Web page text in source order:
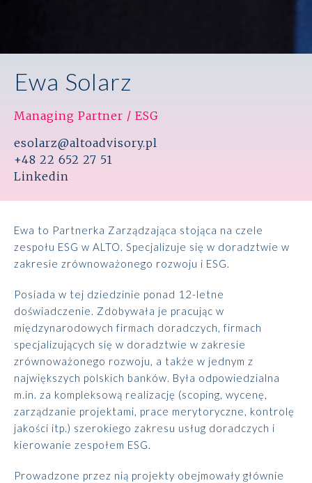
Ewa Solarz
Managing Partner / ESG
esolarz@altoadvisory.pl
+48 22 652 27 51
Linkedin
Ewa to Partnerka Zarządzająca stojąca na czele
zespołu ESG w ALTO. Specjalizuje się w doradztwie w
zakresie zrównoważonego rozwoju i ESG.
Posiada w tej dziedzinie ponad 12-letne
doświadczenie. Zdobywała je pracując w
międzynarodowych firmach doradczych, firmach
specjalizujących się w doradztwie w zakresie
zrównoważonego rozwoju, a także w jednym z
największych polskich banków. Była odpowiedzialna
m.in. za kompleksową realizację (scoping, wycenę,
zarządzanie projektami, prace merytoryczne, kontrolę
jakości itp.) szerokiego zakresu usług doradczych i
kierowanie zespołem ESG.
Prowadzone przez nią projekty obejmowały głównie